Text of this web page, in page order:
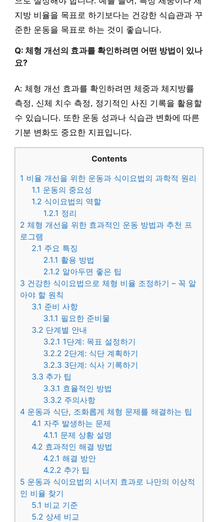
지방 비율을 목표로 하기보다는 건강한 식습관과 꾸
준한 운동을 목표로 하는 것이 좋습니다.
Q: 체형 개선의 효과를 확인하려면 어떤 방법이 있나
요?
A: 체형 개선 효과를 확인하려면 체중과 체지방률
측정, 신체 치수 측정, 정기적인 사진 기록을 활용할
수 있습니다. 또한 운동 성과나 식습관 변화에 따른
기분 변화도 중요한 지표입니다.
Contents
1 비율 개선을 위한 운동과 식이요법의 과학적 원리
1.1 운동의 중요성
1.2 식이요법의 역할
1.2.1 정리
2 체형 개선을 위한 효과적인 운동 방법과 추천 프
로그램
2.1 주요 특징
2.1.1 활용 방법
2.1.2 알아두면 좋은 팁
3 건강한 식이요법으로 체형 비율 조정하기 – 꼭 알
아야 할 원칙
3.1 준비 사항
3.1.1 필요한 준비물
3.2 단계별 안내
3.2.1 1단계: 목표 설정하기
3.2.2 2단계: 식단 계획하기
3.2.3 3단계: 식사 기록하기
3.3 추가 팁
3.3.1 효율적인 방법
3.3.2 주의사항
4 운동과 식단, 조화롭게 체형 문제를 해결하는 팁
4.1 자주 발생하는 문제
4.1.1 문제 상황 설명
4.2 효과적인 해결 방법
4.2.1 해결 방안
4.2.2 추가 팁
5 운동과 식이요법의 시너지 효과로 나만의 이상적
인 비율 찾기
5.1 비교 기준
5.2 상세 비교